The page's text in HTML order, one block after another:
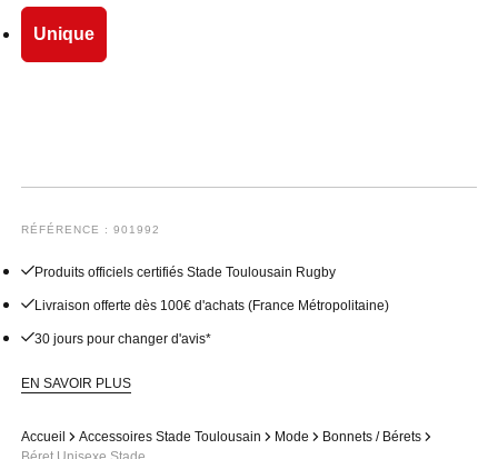
Unique
RÉFÉRENCE : 901992
Produits officiels certifiés Stade Toulousain Rugby
Livraison offerte dès 100€ d'achats (France Métropolitaine)
30 jours pour changer d'avis*
EN SAVOIR PLUS
Accueil Accessoires Stade Toulousain Mode
Bonnets / Bérets